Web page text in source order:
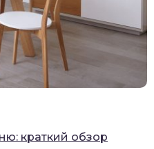
краткий обзор